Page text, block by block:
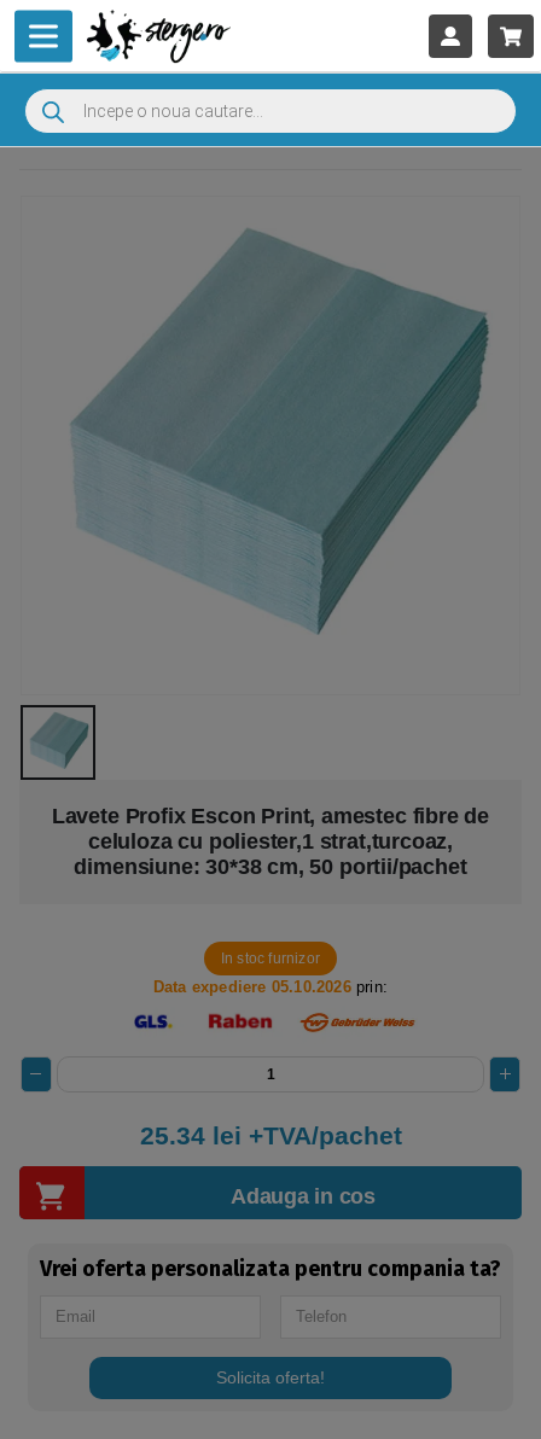
Lavete Profix Escon Print, amestec fibre de
celuloza cu poliester,1 strat,turcoaz,
dimensiune: 30*38 cm, 50 portii/pachet
In stoc furnizor
Data expediere 05.10.2026prin:
25.34lei +TVA/pachet
Adauga in cos
Vrei oferta personalizata pentru compania ta?
Solicita oferta!